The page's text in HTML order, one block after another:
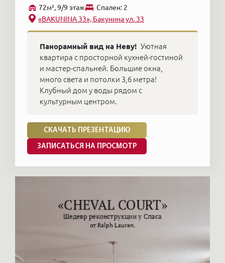
72м², 9/9 этаж
Cпален: 2
«BAKUNINA 33», Бакунина ул. 33
Панорамный вид на Неву! Уютная
квартира с просторной кухней-гостиной
и мастер-спальней. Большие окна,
много света и потолки 3,6 метра!
Клубный дом у воды рядом с
культурным центром.
СКАЧАТЬ ПРЕЗЕНТАЦИЮ
ЗАПИСАТЬСЯ НА ПРОСМОТР